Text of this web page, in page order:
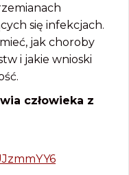
się infekcjach.
jak choroby
i jakie wnioski
człowieka z